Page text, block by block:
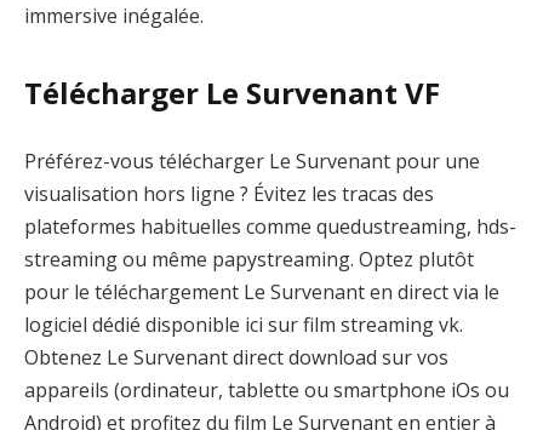
immersive inégalée.
Télécharger Le Survenant VF
Préférez-vous télécharger Le Survenant pour une
visualisation hors ligne ? Évitez les tracas des
plateformes habituelles comme quedustreaming, hds-
streaming ou même papystreaming. Optez plutôt
pour le téléchargement Le Survenant en direct via le
logiciel dédié disponible ici sur film streaming vk.
Obtenez Le Survenant direct download sur vos
appareils (ordinateur, tablette ou smartphone iOs ou
Android) et profitez du film Le Survenant en entier à